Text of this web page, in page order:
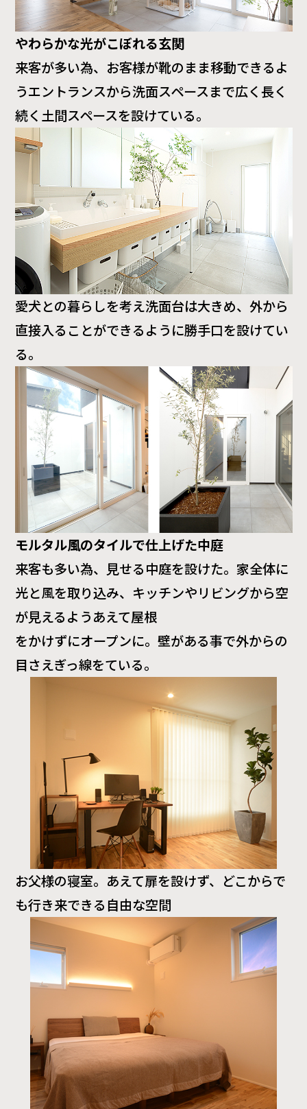
やわらかな光がこぼれる玄関
来客が多い為、お客様が靴のまま移動できるよ
うエントランスから洗面スペースまで広く長く
続く土間スペースを設けている。
愛犬との暮らしを考え洗面台は大きめ、外から
直接入ることができるように勝手口を設けてい
る。
モルタル風のタイルで仕上げた中庭
来客も多い為、見せる中庭を設けた。家全体に
光と風を取り込み、キッチンやリビングから空
が見えるようあえて屋根
をかけずにオープンに。壁がある事で外からの
目さえぎっ線をている。
お父様の寝室。あえて扉を設けず、どこからで
も行き来できる自由な空間